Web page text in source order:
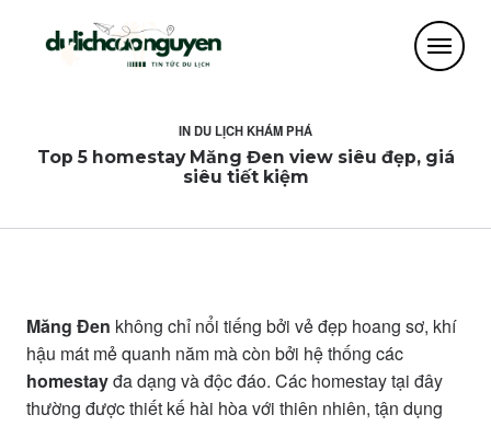
INDU LỊCH KHÁM PHÁ
Top 5 homestay Măng Đen view siêu đẹp, giá
siêu tiết kiệm
Măng Đen không chỉ nổi tiếng bởi vẻ đẹp hoang sơ, khí
hậu mát mẻ quanh năm mà còn bởi hệ thống các
homestayđa dạng và độc đáo. Các homestay tại đây
thường được thiết kế hài hòa với thiên nhiên, tận dụng